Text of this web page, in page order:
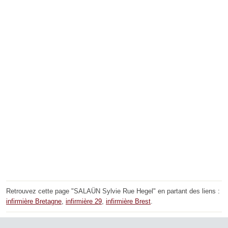
Retrouvez cette page "SALAÜN Sylvie Rue Hegel" en partant des liens :
infirmière Bretagne infirmière 29 infirmière Brest